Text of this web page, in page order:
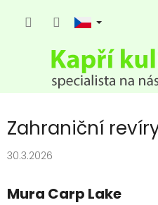
Zahraniční
30.3.2026
Mura Carp Lake